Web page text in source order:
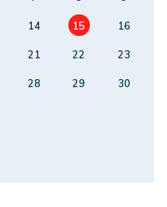
14 15
16
21 22
23
28 29
30